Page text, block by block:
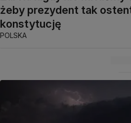
żeby prezydent tak
konstytucję
POLSKA